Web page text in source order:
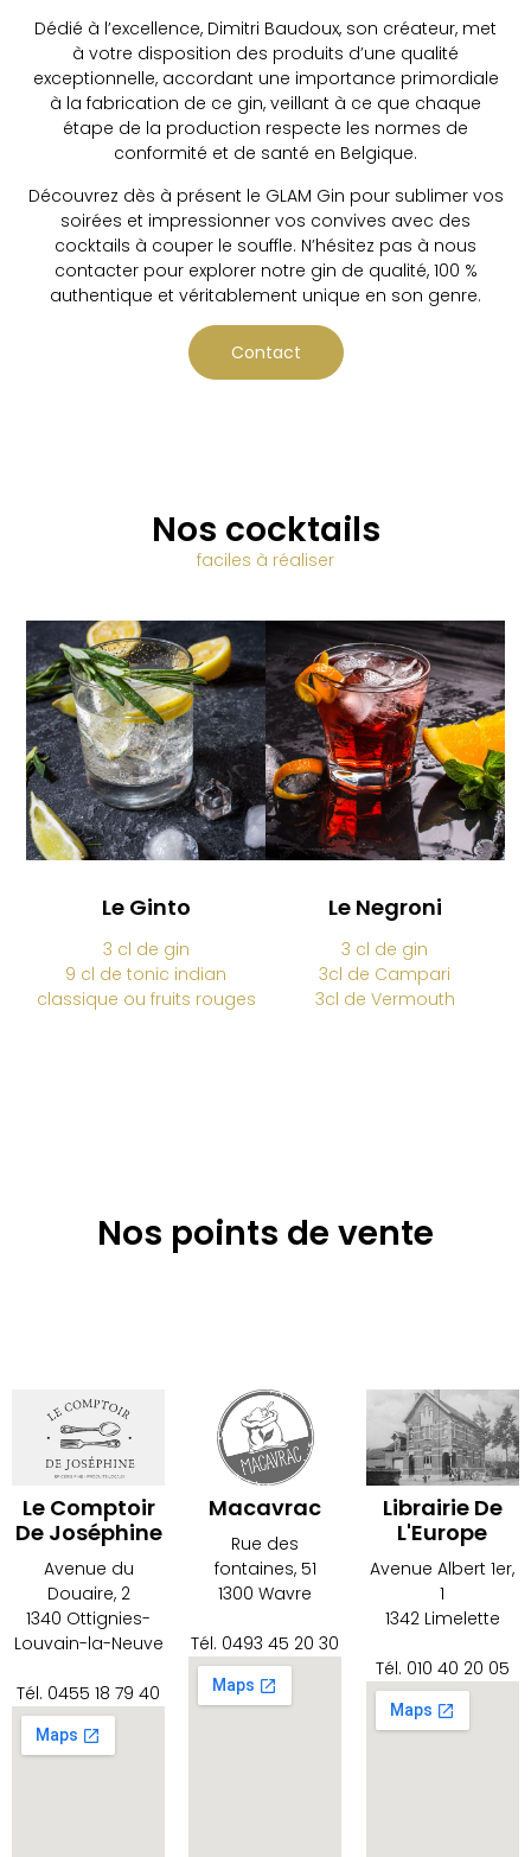
Dédié à l’excellence, Dimitri Baudoux, son créateur, met
à votre disposition des produits d’une qualité
exceptionnelle, accordant une importance primordiale
à la fabrication de ce gin, veillant à ce que chaque
étape de la production respecte les normes de
conformité et de santé en Belgique.
Découvrez dès à présent le GLAM Gin pour sublimer vos
soirées et impressionner vos convives avec des
cocktails à couper le souffle. N’hésitez pas à nous
contacter pour explorer notre gin de qualité, 100 %
authentique et véritablement unique en son genre.
Contact
Nos cocktails
faciles à réaliser
Le Ginto
3 cl de gin
9 cl de tonic indian
classique ou fruits rouges
Le Negroni
3 cl de gin
3cl de Campari
3cl de Vermouth
Nos points de vente
Le Comptoir
De Joséphine
Avenue du
Douaire, 2
1340 Ottignies-
Louvain-la-Neuve
Tél. 0455 18 79 40
Macavrac
Rue des
fontaines, 51
1300 Wavre
Tél. 0493 45 20 30
Librairie De
L'Europe
Avenue Albert 1er,
1
1342 Limelette
Tél. 010 40 20 05